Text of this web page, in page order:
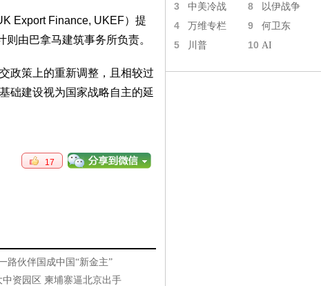
Export Finance, UKEF）提
由巴拿马建筑事务所负责。
政策上的重新调整，且相较过
础建设视为国家战略自主的延
17
路伙伴国成中国“新金主”
资园区 柬埔寨逼北京出手
3 中美冷战 8 以伊战争
4 万维专栏 9 何卫东
5 川普 10 AI